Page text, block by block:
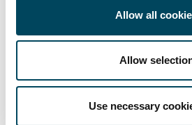
Allow all
Allow
Use necessary
Bildung ist umso wichtiger
Vernetzung und
der menschlichen, räumlichen
im täglichen Leben
Lage mitten in der Stadt, der
Erreichbarkeit aus der